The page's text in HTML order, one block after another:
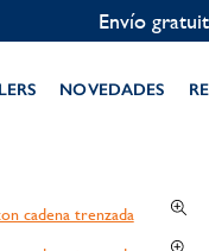
NOVEDADES